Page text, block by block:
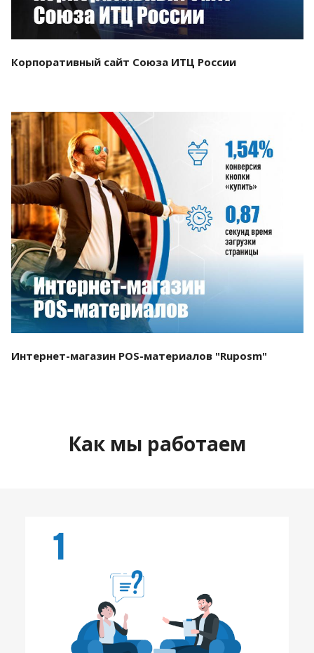
Корпоративный сайт Союза ИТЦ России
Смотреть проект
Интернет-магазин POS-материалов "Ruposm"
Как мы работаем
1